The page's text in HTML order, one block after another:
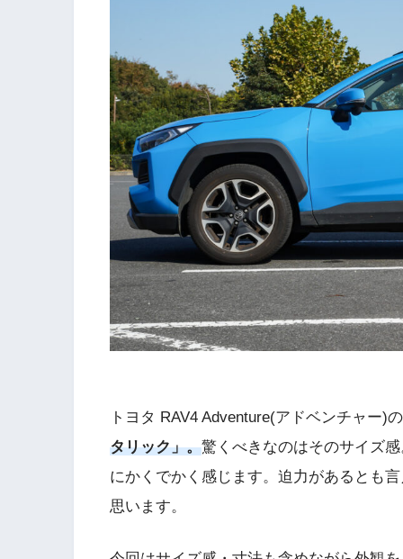
トヨタ RAV4 Adventure(アドベンチャー)
タリック」。驚くべきなのはそのサイズ
にかくでかく感じます。迫力があるとも
思います。